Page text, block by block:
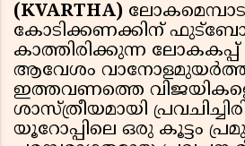
(KVARTHA)
കോടിക്കണക്കിന്
കാത്തിരിക്കുന്ന ലോകകപ്പ്
ആവേശം
ഇത്തവണത്തെ
ശാസ്ത്രീയമായി
യൂറോപ്പിലെ ഒരു കൂട്ടം